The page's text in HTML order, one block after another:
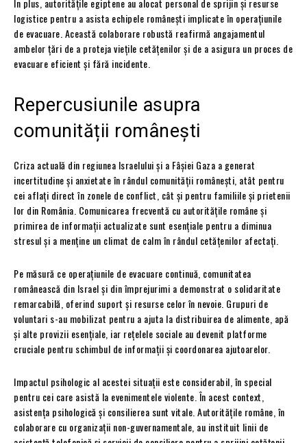
În plus, autoritățile egiptene au alocat personal de sprijin și resurse
logistice pentru a asista echipele românești implicate în operațiunile
de evacuare. Această colaborare robustă reafirmă angajamentul
ambelor țări de a proteja viețile cetățenilor și de a asigura un proces de
evacuare eficient și fără incidente.
Repercusiunile asupra
comunității românești
Criza actuală din regiunea Israelului și a Fâșiei Gaza a generat
incertitudine și anxietate în rândul comunității românești, atât pentru
cei aflați direct în zonele de conflict, cât și pentru familiile și prietenii
lor din România. Comunicarea frecventă cu autoritățile române și
primirea de informații actualizate sunt esențiale pentru a diminua
stresul și a menține un climat de calm în rândul cetățenilor afectați.
Pe măsură ce operațiunile de evacuare continuă, comunitatea
românească din Israel și din împrejurimi a demonstrat o solidaritate
remarcabilă, oferind suport și resurse celor în nevoie. Grupuri de
voluntari s-au mobilizat pentru a ajuta la distribuirea de alimente, apă
și alte provizii esențiale, iar rețelele sociale au devenit platforme
cruciale pentru schimbul de informații și coordonarea ajutoarelor.
Impactul psihologic al acestei situații este considerabil, în special
pentru cei care asistă la evenimentele violente. În acest context,
asistența psihologică și consilierea sunt vitale. Autoritățile române, în
colaborare cu organizații non-guvernamentale, au instituit linii de